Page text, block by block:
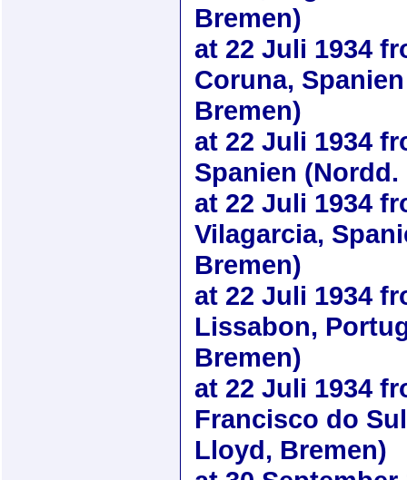
Bremen)
at 22 Juli 1934
Coruna,
Bremen)
at 22 Juli 1934
Spanien
at 22 Juli 1934
Vilagarcia,
Bremen)
at 22 Juli 1934
Lissabon,
Bremen)
at 22 Juli 1934
Francisco do
Lloyd, Bremen)